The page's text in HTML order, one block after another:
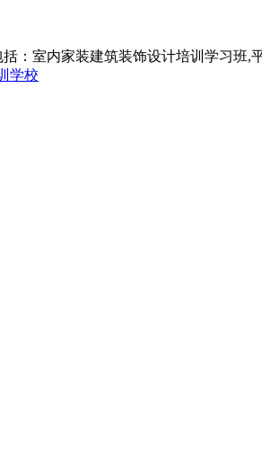
：室内家装建筑装饰设计培训学习班
学校